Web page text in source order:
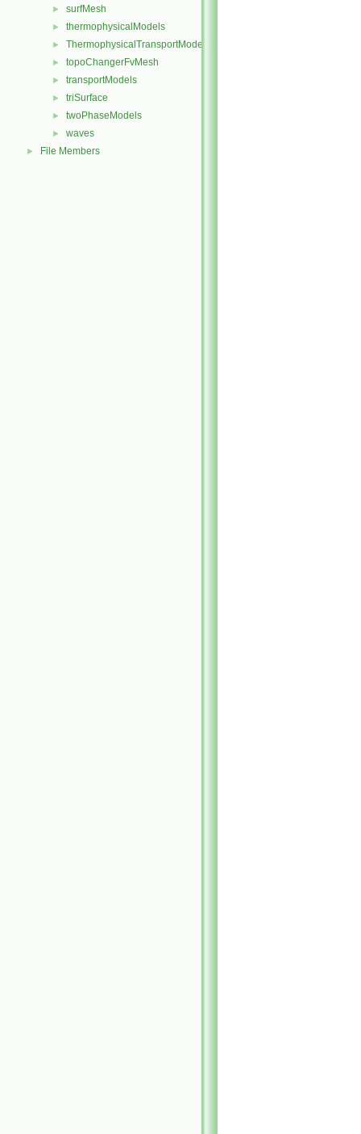
► surfMesh
► thermophysicalModels
► ThermophysicalTransportModels
► topoChangerFvMesh
► transportModels
► triSurface
► twoPhaseModels
► waves
► File Members